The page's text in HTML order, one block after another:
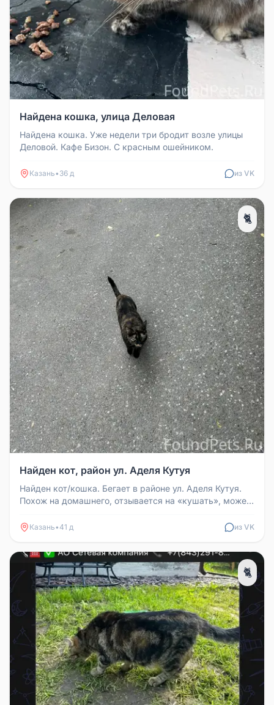
Найдена кошка, улица Деловая
Найдена кошка. Уже недели три бродит возле улицы
Деловой. Кафе Бизон. С красным ошейником.
Казань• 36 д из VK
🐈
Найден кот, район ул. Аделя Кутуя
Найден кот/кошка. Бегает в районе ул. Аделя Кутуя.
Похож на домашнего, отзывается на «кушать», может
Казань•41 д из VK
🐈